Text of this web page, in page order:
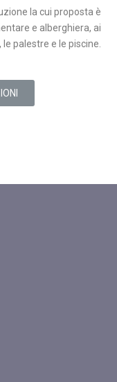
la cui proposta è
e alberghiera, ai
palestre e le piscine.